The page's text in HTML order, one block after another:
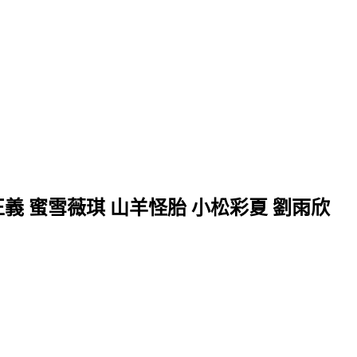
蜜雪薇琪 山羊怪胎 小松彩夏 劉雨欣